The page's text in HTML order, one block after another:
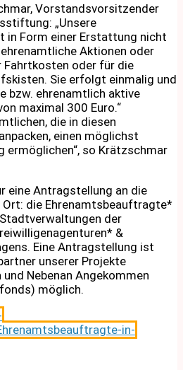
Vorstandsvorsitzender
„Unsere
in Form einer Erstattung nicht
Aktionen oder
oder für die
Sie erfolgt einmalig und
bzw. ehrenamtlich aktive
maximal 300 Euro.“
die in diesen
einen möglichst
ermöglichen“, so Krätzschmar
eine Antragstellung an die
die Ehrenamtsbeauftragte*
der
&
Eine Antragstellung ist
unserer Projekte
Nebenan Angekommen
möglich.
in-